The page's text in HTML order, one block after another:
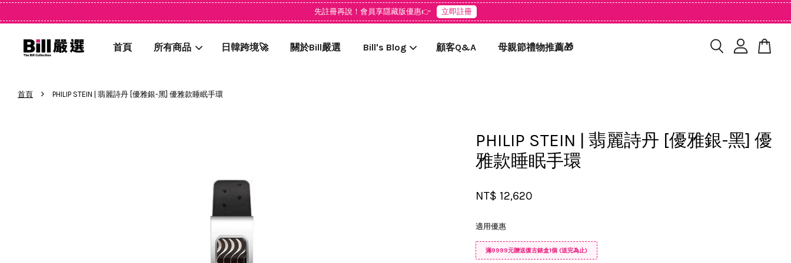
先註冊再說！會員享隱藏版優惠👉 立即註冊
首頁 所有商品 日韓跨境🚀 關於Bill嚴選 Bill's Blog 顧客Q&A 母親節禮物推薦🎁
首頁 › PHILIP STEIN | 翡麗詩丹 [優雅銀-黑] 優雅款睡眠手環
PHILIP STEIN | 翡麗詩丹 [優雅銀-黑] 優
雅款睡眠手環
NT$ 12,620
適用優惠
滿9999元贈送復古錶盒1個 (送完為止)